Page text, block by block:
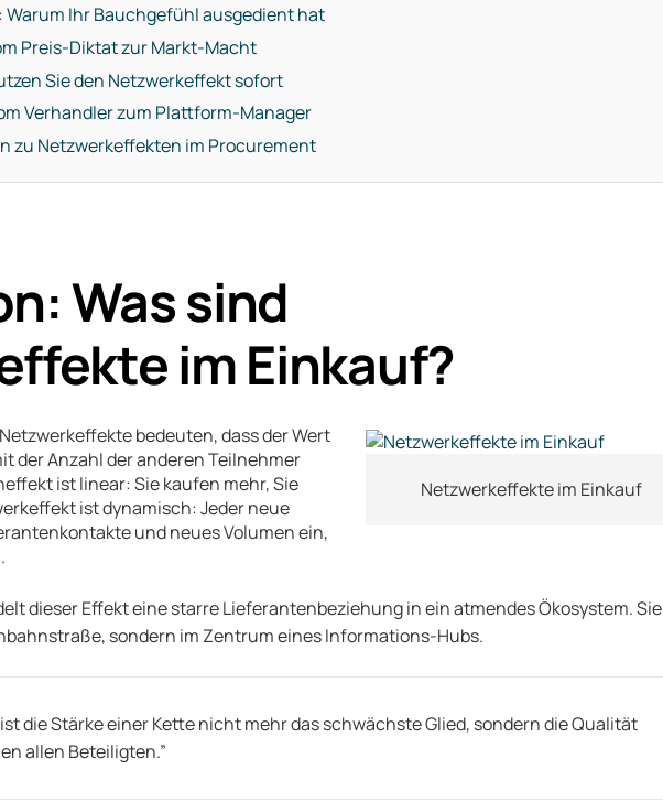
Ihr Bauchgefühl ausgedient hat
Preis-Diktat zur Markt-Macht
Sie den Netzwerkeffekt sofort
Verhandler zum Plattform-Manager
zu Netzwerkeffekten im Procurement
Was sind
im Einkauf?
Netzwerkeffekte im Einkauf
bedeuten, dass der Wert
der Anzahl der anderen Teilnehmer
ist linear: Sie kaufen mehr, Sie
ist dynamisch: Jeder neue
und neues Volumen ein,
dieser Effekt eine starre Lieferantenbeziehung in ein atmendes Ökosystem. Sie
sondern im Zentrum eines Informations-Hubs.
die Stärke einer Kette nicht mehr das schwächste Glied, sondern die Qualität
allen Beteiligten.”